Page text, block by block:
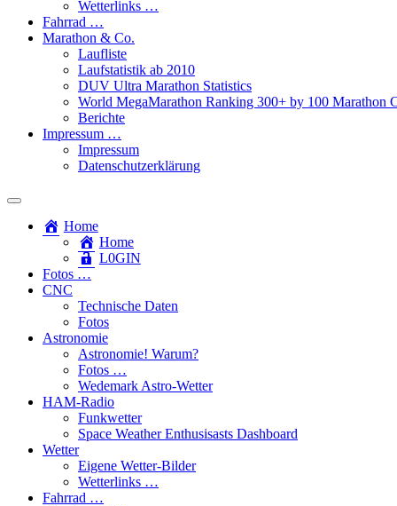
Wetterlinks …
Fahrrad …
Marathon & Co.
Laufliste
Laufstatistik ab 2010
DUV Ultra Marathon Statistics
World MegaMarathon Ranking 300+ by 100 Marathon
Berichte
Impressum …
Impressum
Datenschutzerklärung
Toggle
search
field
Home
Home
L​0​​GIN
Fotos …
CNC
Technische Daten
Fotos
Astronomie
Astronomie! Warum?
Fotos …
Wedemark Astro-Wetter
HAM-Radio
Funkwetter
Space Weather Enthusisasts Dashboard
Wetter
Eigene Wetter-Bilder
Wetterlinks …
Fahrrad …